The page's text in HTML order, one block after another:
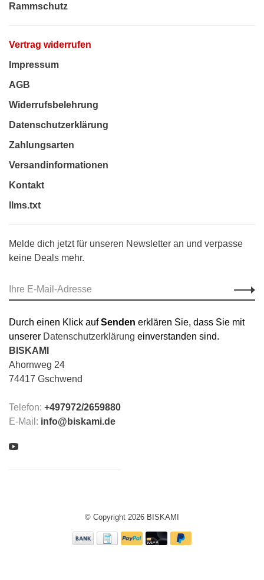
Rammschutz
Vertrag widerrufen
Impressum
AGB
Widerrufsbelehrung
Datenschutzerklärung
Zahlungsarten
Versandinformationen
Kontakt
llms.txt
Melde dich jetzt für unseren Newsletter an und verpasse
keine Deals mehr.
Durch einen Klick aufSenden erklären Sie, dass Sie mit
unserer Datenschutzerklärung einverstanden sind.
BISKAMI
Ahornweg 24
74417 Gschwend
Telefon: +497972/2659880
E-Mail: info@biskami.de
© Copyright 2026 BISKAMI